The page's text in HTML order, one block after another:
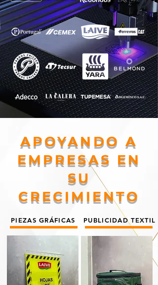
APOYANDO A
EMPRESAS EN
SU
CRECIMIENTO
PIEZAS GRÁFICAS PUBLICIDAD TEXTIL